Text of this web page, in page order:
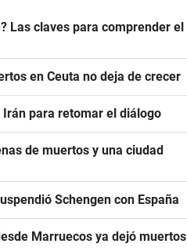
Las claves para comprender el
en Ceuta no deja de crecer
para retomar el diálogo
de muertos y una ciudad
Schengen con España
Marruecos ya dejó muertos